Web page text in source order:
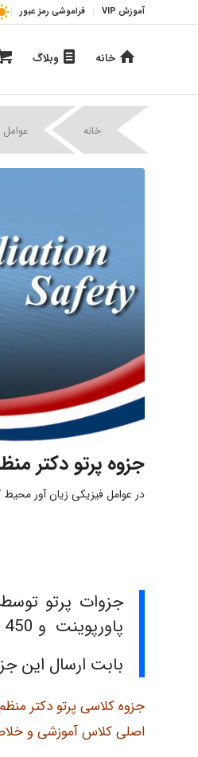
آموزش VIP فراموشی رمز عبور
خانه وبلاگ
خانه
جزوه پرتو دکتر
در عوامل فیزیکی زیان آور محیط
پاورپوینت و 450 صفحه تهیه و تنظیم شده است.
بابت ارسال این
اصلی کلاس آموزشی و خلاصه کتاب (24 صفحه) آن